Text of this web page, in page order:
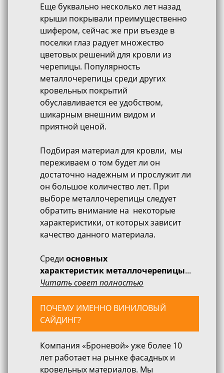
Еще буквально несколько лет назад
крыши покрывали преимущественно
шифером, сейчас же при въезде в
поселки глаз радует множество
цветовых решений для кровли из
черепицы. Популярность
металлочерепицы среди других
кровельных покрытий
обуславливается ее удобством,
шикарным внешним видом и
приятной ценой.
Подбирая материал для кровли, мы
переживаем о том будет ли он
достаточно надежным и прослужит ли
он большое количество лет. При
выборе металлочерепицы следует
обратить внимание на некоторые
характеристики, от которых зависит
качество данного материала.
Среди основных
характеристик металлочерепицы...
Читать совет полностью
ПОЧЕМУ ИМЕННО ВИНИЛОВЫЙ
САЙДИНГ?
Компания «Броневой» уже более 10
лет работает на рынке фасадных и
кровельных материалов. Мы